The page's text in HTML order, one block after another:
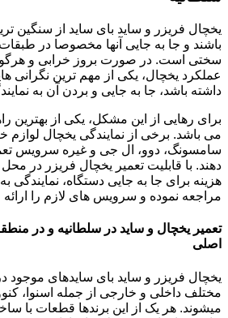
یخچال فریزر و ساید بای ساید از سنگین
باشند و جا به جایی آنها مخصوصا در طبقات
سختی است. در صورت بروز خرابی و
عملکرد یخچال، یکی از مهم ترین
داشته باشد، جا به جایی و بردن آن به
برای رهایی از این مشکل، یکی از بهترین
می باشد. برخی از نمایندگی یخچال لوازم
سامسونگ، دوو، ال جی و غیره سرویس
دهند. با قابلیت تعمیر یخچال فریزر در
هزینه برای جا به جایی دستگاه، نمایندگی
مراجعه نموده و سرویس های لازم را
تعمیر یخچال و ساید در سلطانیه و در
اصلی
یخچال فریزر و ساید بای سایدهای موجود
مختلف داخلی و خارجی از جمله اسنوا،
میشوند. هر یک از این برندها قطعات با